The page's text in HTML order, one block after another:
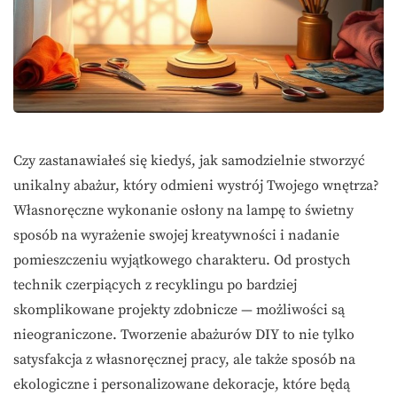
Czy zastanawiałeś się kiedyś, jak samodzielnie stworzyć
unikalny abażur, który odmieni wystrój Twojego wnętrza?
Własnoręczne wykonanie osłony na lampę to świetny
sposób na wyrażenie swojej kreatywności i nadanie
pomieszczeniu wyjątkowego charakteru. Od prostych
technik czerpiących z recyklingu po bardziej
skomplikowane projekty zdobnicze — możliwości są
nieograniczone. Tworzenie abażurów DIY to nie tylko
satysfakcja z własnoręcznej pracy, ale także sposób na
ekologiczne i personalizowane dekoracje, które będą